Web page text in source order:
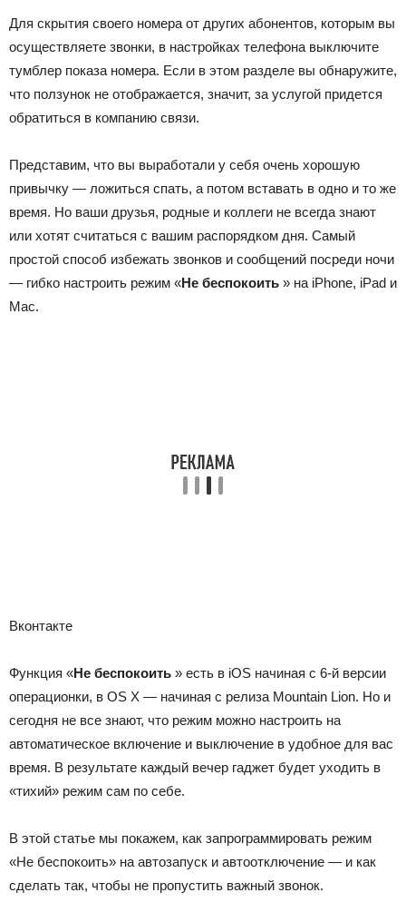
Для скрытия своего номера от других абонентов, которым вы
осуществляете звонки, в настройках телефона выключите
тумблер показа номера. Если в этом разделе вы обнаружите,
что ползунок не отображается, значит, за услугой придется
обратиться в компанию связи.
Представим, что вы выработали у себя очень хорошую
привычку — ложиться спать, а потом вставать в одно и то же
время. Но ваши друзья, родные и коллеги не всегда знают
или хотят считаться с вашим распорядком дня. Самый
простой способ избежать звонков и сообщений посреди ночи
— гибко настроить режим «Не беспокоить » на iPhone, iPad и
Mac.
Вконтакте
Функция «Не беспокоить » есть в iOS начиная с 6-й версии
операционки, в OS X — начиная с релиза Mountain Lion. Но и
сегодня не все знают, что режим можно настроить на
автоматическое включение и выключение в удобное для вас
время. В результате каждый вечер гаджет будет уходить в
«тихий» режим сам по себе.
В этой статье мы покажем, как запрограммировать режим
«Не беспокоить» на автозапуск и автоотключение — и как
сделать так, чтобы не пропустить важный звонок.